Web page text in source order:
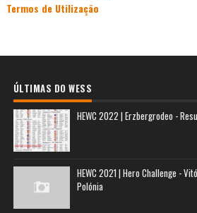
Termos de Utilização
ÚLTIMAS DO WESS
HEWC 2022 | Erzbergrodeo -
HEWC 2021 | Hero Challenge -
Polónia